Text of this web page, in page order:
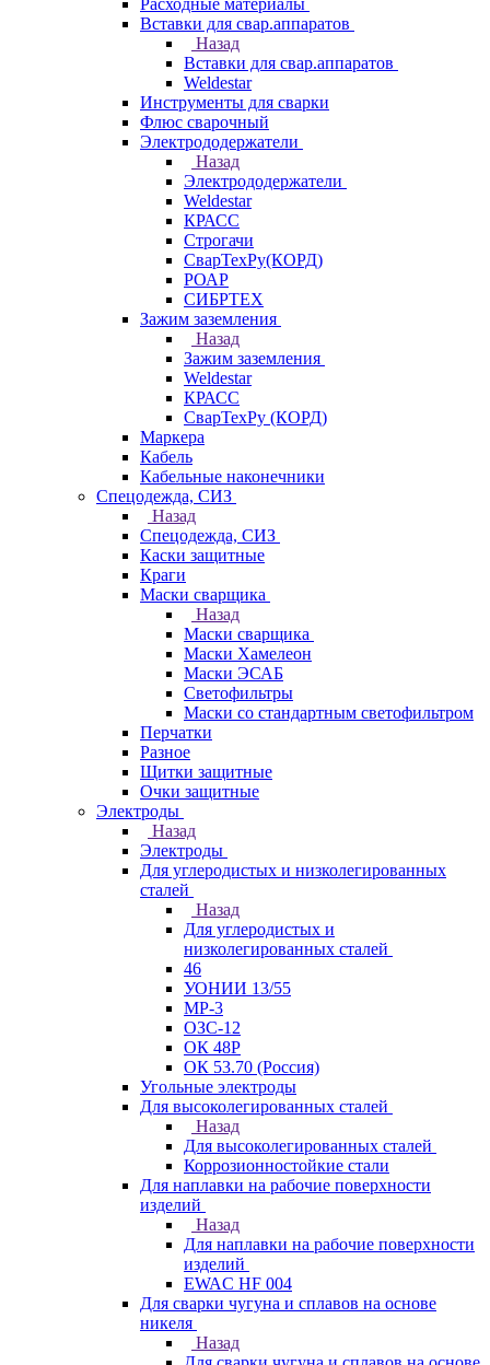
Расходные материалы
Вставки для свар.аппаратов
Назад
Вставки для свар.аппаратов
Weldestar
Инструменты для сварки
Флюс сварочный
Электрододержатели
Назад
Электрододержатели
Weldestar
КРАСС
Строгачи
СварТехРу(КОРД)
РОАР
СИБРТЕХ
Зажим заземления
Назад
Зажим заземления
Weldestar
КРАСС
СварТехРу (КОРД)
Маркера
Кабель
Кабельные наконечники
Спецодежда, СИЗ
Назад
Спецодежда, СИЗ
Каски защитные
Краги
Маски сварщика
Назад
Маски сварщика
Маски Хамелеон
Маски ЭСАБ
Светофильтры
Маски со стандартным светофильтром
Перчатки
Разное
Щитки защитные
Очки защитные
Электроды
Назад
Электроды
Для углеродистых и низколегированных
сталей
Назад
Для углеродистых и
низколегированных сталей
46
УОНИИ 13/55
МР-3
ОЗС-12
ОК 48Р
ОК 53.70 (Россия)
Угольные электроды
Для высоколегированных сталей
Назад
Для высоколегированных сталей
Коррозионностойкие стали
Для наплавки на рабочие поверхности
изделий
Назад
Для наплавки на рабочие поверхности
изделий
EWAC HF 004
Для сварки чугуна и сплавов на основе
никеля
Назад